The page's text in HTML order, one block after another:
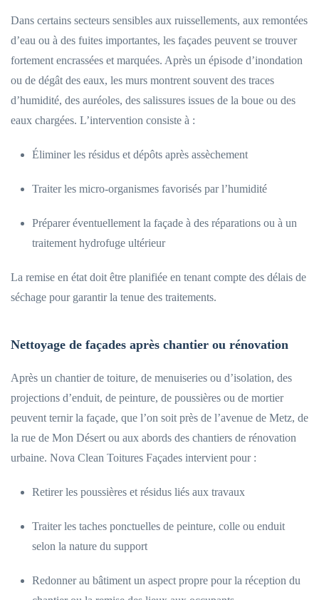
Dans certains secteurs sensibles aux ruissellements, aux remontées
d’eau ou à des fuites importantes, les façades peuvent se trouver
fortement encrassées et marquées. Après un épisode d’inondation
ou de dégât des eaux, les murs montrent souvent des traces
d’humidité, des auréoles, des salissures issues de la boue ou des
eaux chargées. L’intervention consiste à :
Éliminer les résidus et dépôts après assèchement
Traiter les micro-organismes favorisés par l’humidité
Préparer éventuellement la façade à des réparations ou à un
traitement hydrofuge ultérieur
La remise en état doit être planifiée en tenant compte des délais de
séchage pour garantir la tenue des traitements.
Nettoyage de façades après chantier ou rénovation
Après un chantier de toiture, de menuiseries ou d’isolation, des
projections d’enduit, de peinture, de poussières ou de mortier
peuvent ternir la façade, que l’on soit près de l’avenue de Metz, de
la rue de Mon Désert ou aux abords des chantiers de rénovation
urbaine. Nova Clean Toitures Façades intervient pour :
Retirer les poussières et résidus liés aux travaux
Traiter les taches ponctuelles de peinture, colle ou enduit
selon la nature du support
Redonner au bâtiment un aspect propre pour la réception du